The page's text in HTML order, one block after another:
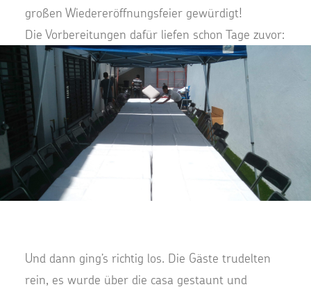
großen Wiedereröffnungsfeier gewürdigt!
Die Vorbereitungen dafür liefen schon Tage zuvor:
Und dann ging’s richtig los. Die Gäste trudelten
rein, es wurde über die casa gestaunt und